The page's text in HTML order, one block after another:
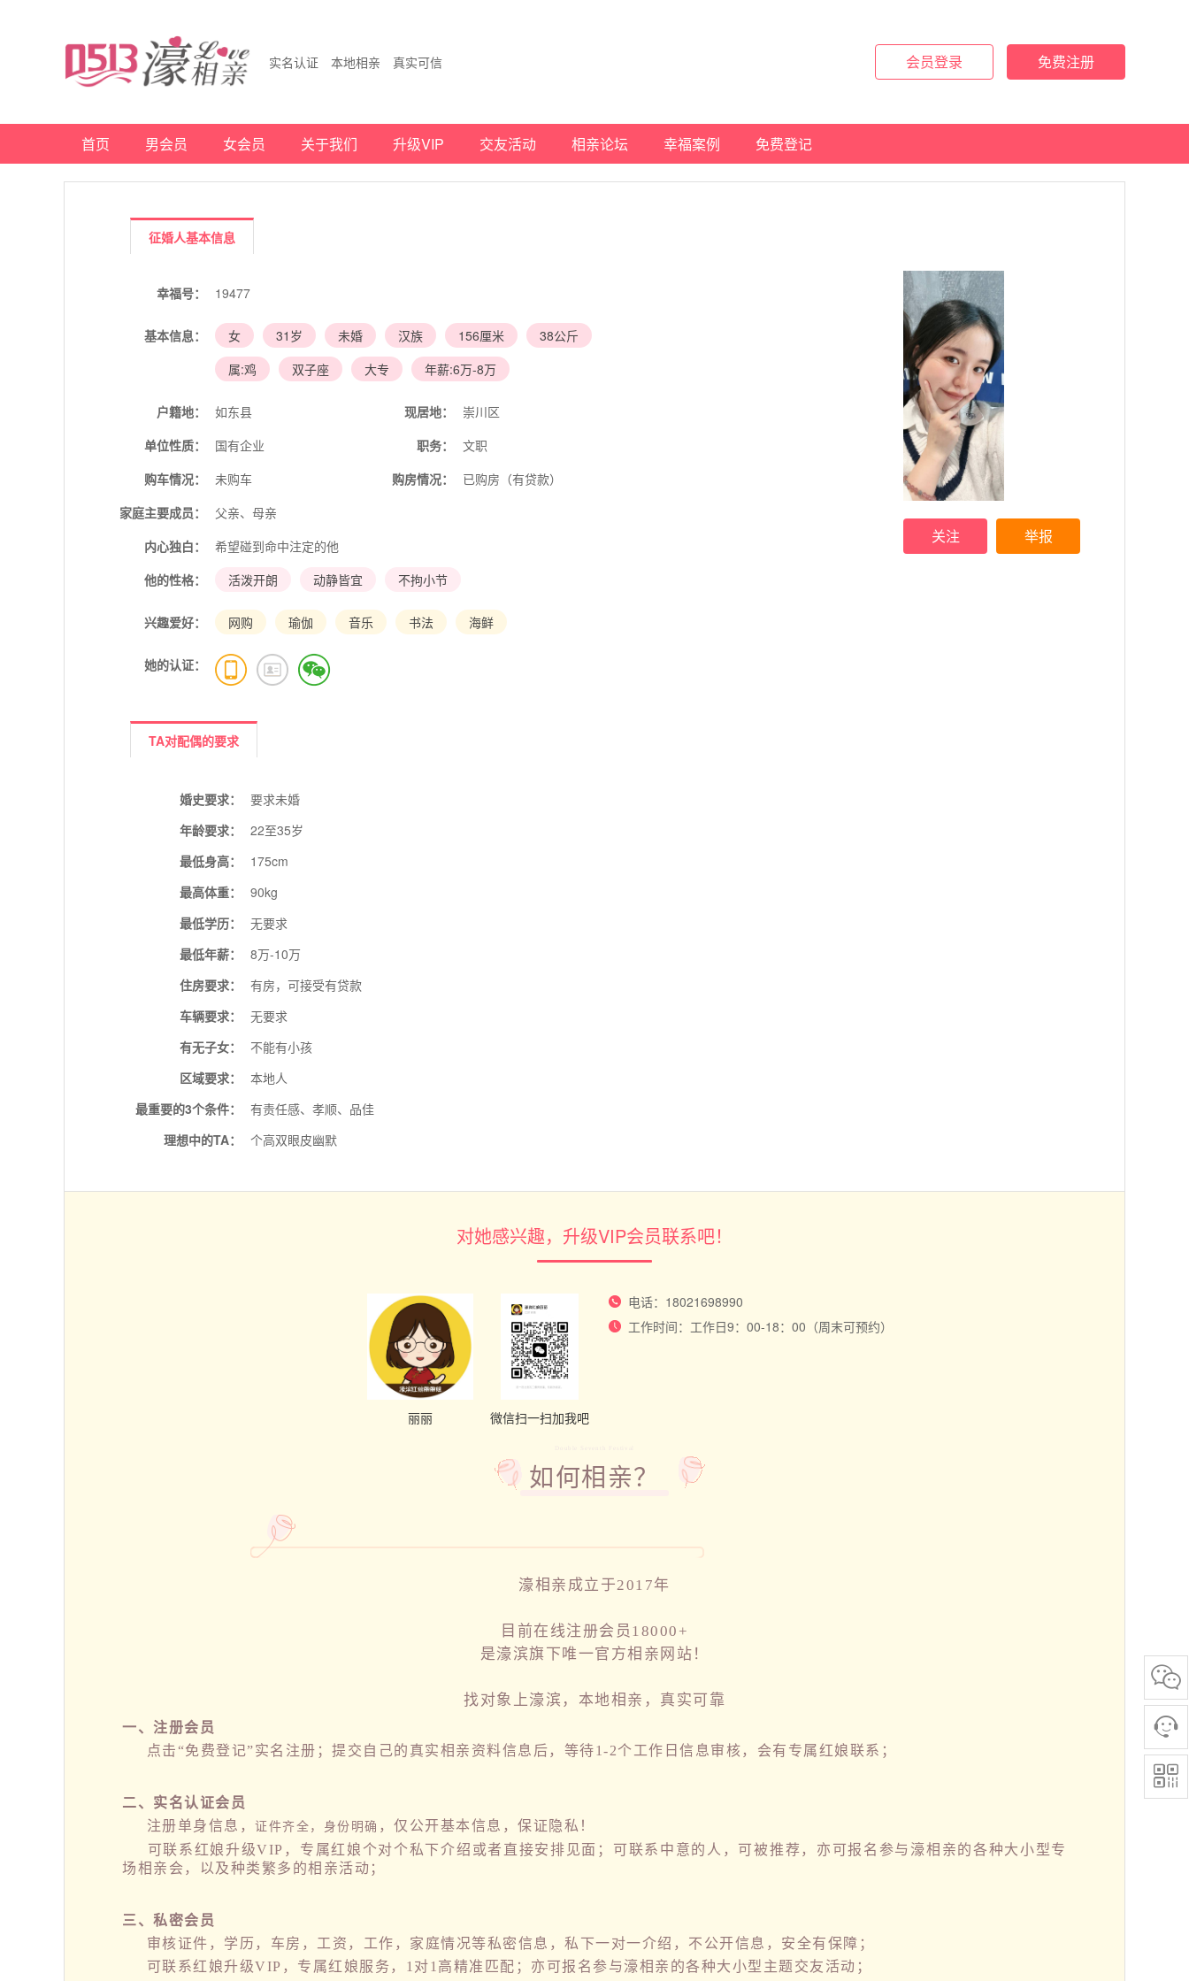
实名认证 本地相亲 真实可信 会员登录 免费注册
首页 男会员 女会员 关于我们 升级VIP 交友活动 相亲论坛 幸福案例 免费登记
征婚人基本信息
关注 举报
幸福号： 19477
基本信息： 女 31岁 未婚 汉族 156厘米
38公斤
属:鸡
双子座 大专 年薪:6万-8万
户籍地： 如东县 现居地：
崇川区
单位性质：
国有企业 职务：
文职
购车情况：
未购车 购房情况：
已购房（有贷款）
家庭主要成员：
父亲、母亲
内心独白：
希望碰到命中注定的他
他的性格：
活泼开朗 动静皆宜 不拘小节
兴趣爱好： 网购 瑜伽 音乐 书法 海鲜
她的认证：
TA对配偶的要求
婚史要求：
要求未婚
年龄要求：
22至35岁
最低身高：
175cm
最高体重：
90kg
最低学历：
无要求
最低年薪：
8万-10万
住房要求：
有房，可接受有贷款
车辆要求：
无要求
有无子女：
不能有小孩
区域要求：
本地人
最重要的3个条件：
有责任感、孝顺、品佳
理想中的TA：
个高双眼皮幽默
对她感兴趣，升级VIP会员联系吧！
丽丽 微信扫一扫加我吧
电话：18021698990
工作时间：工作日9：00-18：00（周末可预约）
如何相亲？
濠相亲成立于2017年
目前在线注册会员18000+
是濠滨旗下唯一官方相亲网站！
找对象上濠滨，本地相亲，真实可靠
一、注册会员
点击“免费登记”实名注册；提交自己的真实相亲资料信息后，等待1-2个工作日信息审核，会有专属红娘联系；
二、实名认证会员
注册单身信息， 证件齐全，身份明确 ，仅公开基本信息，保证隐私！
可联系红娘升级VIP，专属红娘个对个私下介绍或者直接安排见面；可联系中意的人，可被推荐，亦可报名参与濠相亲的各种大小型专
场相亲会，以及种类繁多的相亲活动；
三、私密会员
审核证件，学历，车房，工资，工作，家庭情况等私密信息，私下一对一介绍，不公开信息，安全有保障；
可联系红娘升级VIP，专属红娘服务，1对1高精准匹配；亦可报名参与濠相亲的各种大小型主题交友活动；